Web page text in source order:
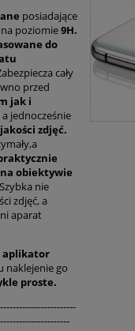
posiadające
poziomie9H.
do
cały
przed
jak i
a jednocześnie
zdjęć.
obiektywie
nie
zdjęć, a
aparat
aplikator
naklejenie go
proste.